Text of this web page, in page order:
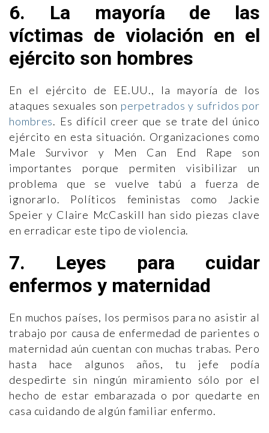
6. La mayoría de las
víctimas de violación en el
ejército son hombres
En el ejército de EE.UU., la mayoría de los
ataques sexuales son perpetrados y sufridos por
hombres. Es difícil creer que se trate del único
ejército en esta situación. Organizaciones como
Male Survivor y Men Can End Rape son
importantes porque permiten visibilizar un
problema que se vuelve tabú a fuerza de
ignorarlo. Políticos feministas como Jackie
Speier y Claire McCaskill han sido piezas clave
en erradicar este tipo de violencia.
7. Leyes para cuidar
enfermos y maternidad
En muchos países, los permisos para no asistir al
trabajo por causa de enfermedad de parientes o
maternidad aún cuentan con muchas trabas. Pero
hasta hace algunos años, tu jefe podía
despedirte sin ningún miramiento sólo por el
hecho de estar embarazada o por quedarte en
casa cuidando de algún familiar enfermo.